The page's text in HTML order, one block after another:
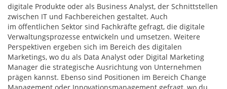
digitale Produkte oder als Business Analyst, der Schnittstellen
zwischen IT und Fachbereichen gestaltet. Auch
im öffentlichen Sektor sind Fachkräfte gefragt, die digitale
Verwaltungsprozesse entwickeln und umsetzen. Weitere
Perspektiven ergeben sich im Bereich des digitalen
Marketings, wo du als Data Analyst oder Digital Marketing
Manager die strategische Ausrichtung von Unternehmen
prägen kannst. Ebenso sind Positionen im Bereich Change